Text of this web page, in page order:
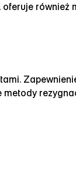
oferuje również